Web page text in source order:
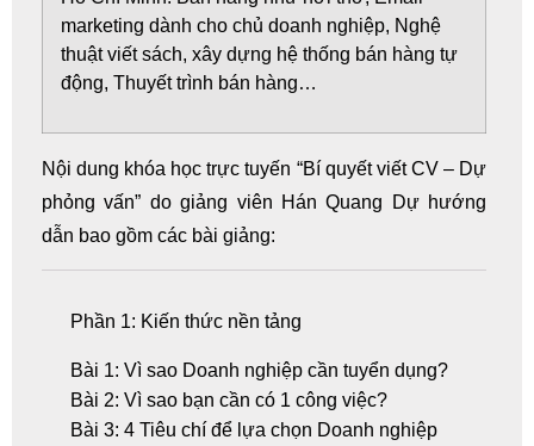
marketing dành cho chủ doanh nghiệp, Nghệ
thuật viết sách, xây dựng hệ thống bán hàng tự
động, Thuyết trình bán hàng…
Nội dung khóa học trực tuyến “Bí quyết viết CV – Dự
phỏng vấn” do giảng viên Hán Quang Dự hướng
dẫn bao gồm các bài giảng:
Phần 1: Kiến thức nền tảng
Bài 1: Vì sao Doanh nghiệp cần tuyển dụng?
Bài 2: Vì sao bạn cần có 1 công việc?
Bài 3: 4 Tiêu chí để lựa chọn Doanh nghiệp